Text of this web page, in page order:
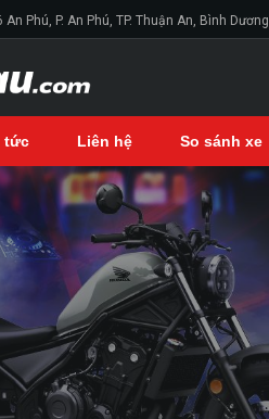
An Phú, P. An Phú, TP. Thuận An, Bình Dương
tức Liên hệ So sánh xe